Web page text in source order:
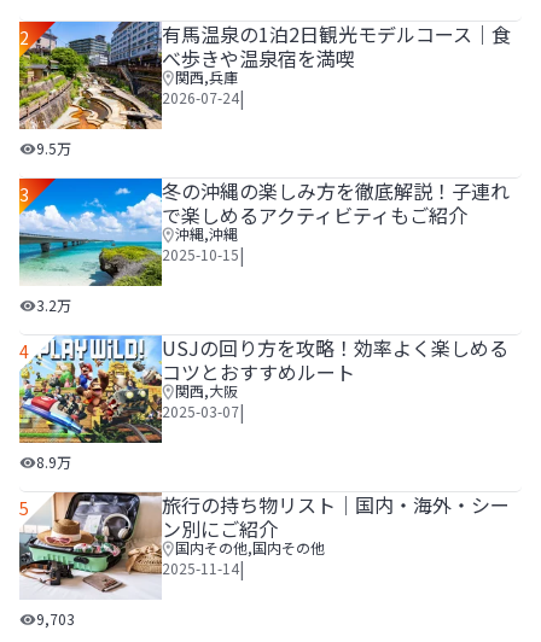
2
有馬温泉の1泊2日観光モデルコース｜食べ歩きや温泉宿を
9.5万
有馬温泉の1泊2日観光モデルコース｜食
べ歩きや温泉宿を満喫
関西,兵庫
2026-07-24|
3
冬の沖縄の楽しみ方を徹底解説！子連れで楽しめるアクテ
3.2万
冬の沖縄の楽しみ方を徹底解説！子連れ
で楽しめるアクティビティもご紹介
沖縄,沖縄
2025-10-15|
4
USJの回り方を攻略！効率よく楽しめるコツとおすすめル
8.9万
USJの回り方を攻略！効率よく楽しめる
コツとおすすめルート
関西,大阪
2025-03-07|
5
旅行の持ち物リスト│国内・海外・シーン別にご紹介
9,703
旅行の持ち物リスト│国内・海外・シー
ン別にご紹介
国内その他,国内その他
2025-11-14|